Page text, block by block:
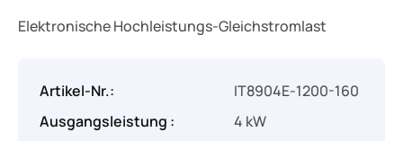
Elektronische Hochleistungs-Gleichstromlast
Artikel-Nr.:
IT8904E-1200-160
Ausgangsleistung :
4 kW